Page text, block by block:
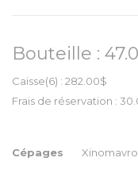
Bouteille :
Caisse(6) : 282.00$
Frais de réservation :
Cépages